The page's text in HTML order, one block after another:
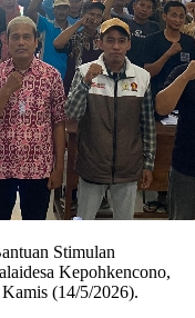
Stimulan
Kepohkencono,
(14/5/2026).